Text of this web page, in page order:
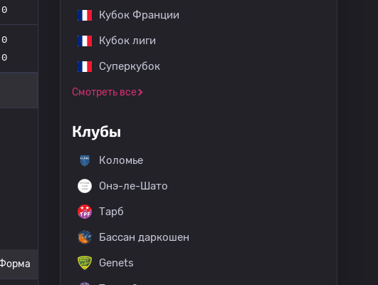
0
0
0
Кубок Франции
Кубок лиги
Суперкубок
Смотреть все
Клубы
Коломье
Онэ-ле-Шато
Тарб
Бассан даркошен
Genets